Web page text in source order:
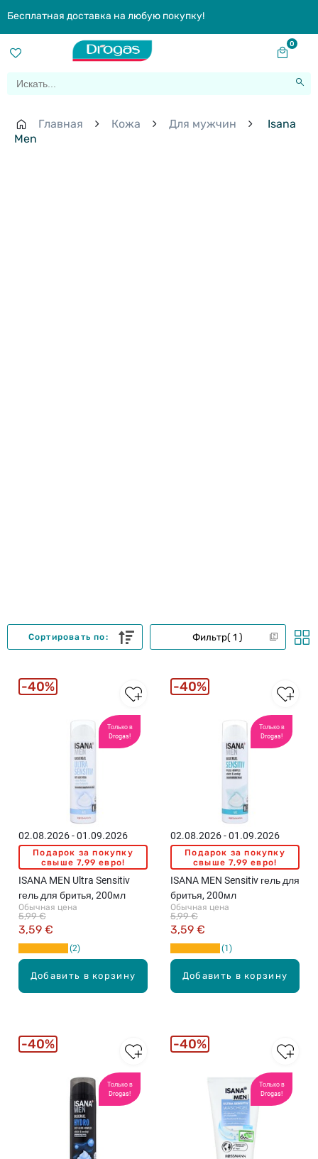
Бесплатная доставка на любую покупку!
0
Главная Кожа Для мужчин
Isana
Men
Фильтр 1
Сортировать по:
Только в
Drogas!
Добавить в корзину
02.08.2026 - 01.09.2026
Подарок за покупку
свыше 7,99 евро!
ISANA MEN Ultra Sensitiv
гель для бритья, 200мл
Обычная цена
3,59 €
5,99 €
2
40%
Только в
Drogas!
Добавить в корзину
02.08.2026 - 01.09.2026
Подарок за покупку
свыше 7,99 евро!
ISANA MEN Sensitiv гель для
бритья, 200мл
Обычная цена
3,59 €
5,99 €
1
40%
Только в
Drogas!
40%
Только в
Drogas!
40%